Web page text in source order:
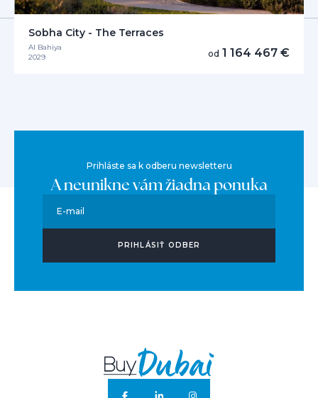
Sobha City - The Terraces
Al Bahiya
2029
od 1 164 467 €
Prihláste sa k odberu newsletteru
A neunikne vám žiadna ponuka
E-mail
PRIHLÁSIŤ ODBER